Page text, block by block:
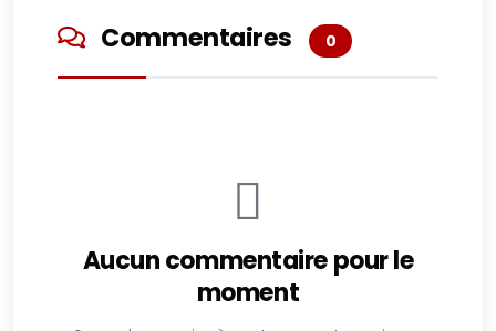
Commentaires 0
Aucun commentaire pour le
moment